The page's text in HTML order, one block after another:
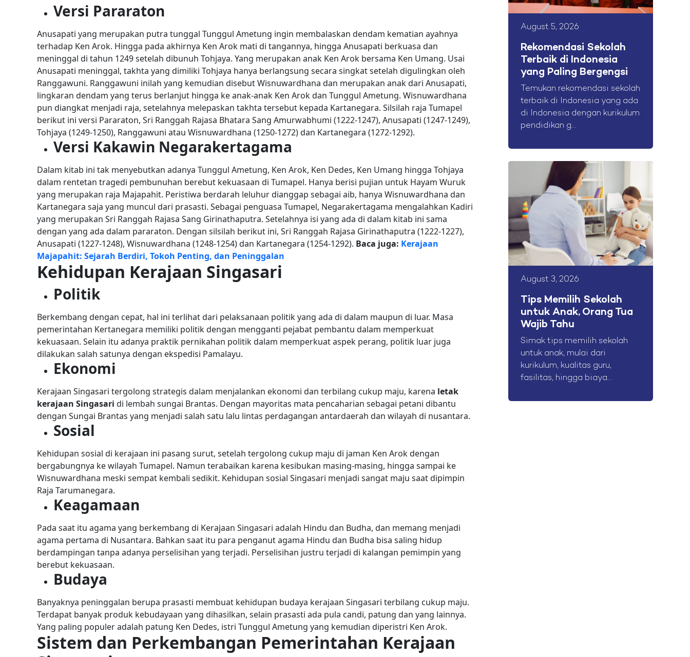
Versi Pararaton
Anusapati yang merupakan putra tunggal Tunggul Ametung ingin membalaskan dendam kematian ayahnya
terhadap Ken Arok. Hingga pada akhirnya Ken Arok mati di tangannya, hingga Anusapati berkuasa dan
meninggal di tahun 1249 setelah dibunuh Tohjaya. Yang merupakan anak Ken Arok bersama Ken Umang. Usai
Anusapati meninggal, takhta yang dimiliki Tohjaya hanya berlangsung secara singkat setelah digulingkan oleh
Ranggawuni. Ranggawuni inilah yang kemudian disebut Wisnuwardhana dan merupakan anak dari Anusapati,
lingkaran dendam yang terus berlanjut hingga ke anak-anak Ken Arok dan Tunggul Ametung. Wisnuwardhana
pun diangkat menjadi raja, setelahnya melepaskan takhta tersebut kepada Kartanegara. Silsilah raja Tumapel
berikut ini versi Pararaton, Sri Ranggah Rajasa Bhatara Sang Amurwabhumi (1222-1247), Anusapati (1247-1249),
Tohjaya (1249-1250), Ranggawuni atau Wisnuwardhana (1250-1272) dan Kartanegara (1272-1292).
Versi Kakawin Negarakertagama
Dalam kitab ini tak menyebutkan adanya Tunggul Ametung, Ken Arok, Ken Dedes, Ken Umang hingga Tohjaya
dalam rentetan tragedi pembunuhan berebut kekuasaan di Tumapel. Hanya berisi pujian untuk Hayam Wuruk
yang merupakan raja Majapahit. Peristiwa berdarah leluhur dianggap sebagai aib, hanya Wisnuwardhana dan
Kartanegara saja yang muncul dari prasasti. Sebagai penguasa Tumapel, Negarakertagama mengalahkan Kadiri
yang merupakan Sri Ranggah Rajasa Sang Girinathaputra. Setelahnya isi yang ada di dalam kitab ini sama
dengan yang ada dalam pararaton. Dengan silsilah berikut ini, Sri Ranggah Rajasa Girinathaputra (1222-1227),
Anusapati (1227-1248), Wisnuwardhana (1248-1254) dan Kartanegara (1254-1292). Baca juga: Kerajaan
Majapahit: Sejarah Berdiri, Tokoh Penting, dan Peninggalan
Kehidupan Kerajaan Singasari
Politik
Berkembang dengan cepat, hal ini terlihat dari pelaksanaan politik yang ada di dalam maupun di luar. Masa
pemerintahan Kertanegara memiliki politik dengan mengganti pejabat pembantu dalam memperkuat
kekuasaan. Selain itu adanya praktik pernikahan politik dalam memperkuat aspek perang, politik luar juga
dilakukan salah satunya dengan ekspedisi Pamalayu.
Ekonomi
Kerajaan Singasari tergolong strategis dalam menjalankan ekonomi dan terbilang cukup maju, karena letak
kerajaan Singasari di lembah sungai Brantas. Dengan mayoritas mata pencaharian sebagai petani dibantu
dengan Sungai Brantas yang menjadi salah satu lalu lintas perdagangan antardaerah dan wilayah di nusantara.
Sosial
Kehidupan sosial di kerajaan ini pasang surut, setelah tergolong cukup maju di jaman Ken Arok dengan
bergabungnya ke wilayah Tumapel. Namun terabaikan karena kesibukan masing-masing, hingga sampai ke
Wisnuwardhana meski sempat kembali sedikit. Kehidupan sosial Singasari menjadi sangat maju saat dipimpin
Raja Tarumanegara.
Keagamaan
Pada saat itu agama yang berkembang di Kerajaan Singasari adalah Hindu dan Budha, dan memang menjadi
agama pertama di Nusantara. Bahkan saat itu para penganut agama Hindu dan Budha bisa saling hidup
berdampingan tanpa adanya perselisihan yang terjadi. Perselisihan justru terjadi di kalangan pemimpin yang
berebut kekuasaan.
Budaya
Banyaknya peninggalan berupa prasasti membuat kehidupan budaya kerajaan Singasari terbilang cukup maju.
Terdapat banyak produk kebudayaan yang dihasilkan, selain prasasti ada pula candi, patung dan yang lainnya.
Yang paling populer adalah patung Ken Dedes, istri Tunggul Ametung yang kemudian diperistri Ken Arok.
Sistem dan Perkembangan Pemerintahan Kerajaan
August 5, 2026
Rekomendasi Sekolah
Terbaik di Indonesia
yang Paling Bergengsi
Temukan rekomendasi sekolah
terbaik di Indonesia yang ada
di Indonesia dengan kurikulum
pendidikan g...
August 3, 2026
Tips Memilih Sekolah
untuk Anak, Orang Tua
Wajib Tahu
Simak tips memilih sekolah
untuk anak, mulai dari
kurikulum, kualitas guru,
fasilitas, hingga biaya...